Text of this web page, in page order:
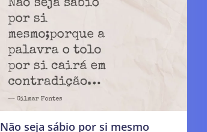
Não seja sábio por si mesmo